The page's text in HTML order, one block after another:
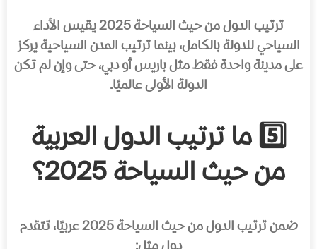
ترتيب الدول من حيث السياحة 2025 يقيس الأداء
السياحي للدولة بالكامل، بينما ترتيب المدن السياحية يركز
على مدينة واحدة فقط مثل باريس أو دبي، حتى وإن لم تكن
الدولة الأولى عالميًا.
5️⃣ ما ترتيب الدول العربية
من حيث السياحة 2025؟
ضمن ترتيب الدول من حيث السياحة 2025 عربيًا، تتقدم